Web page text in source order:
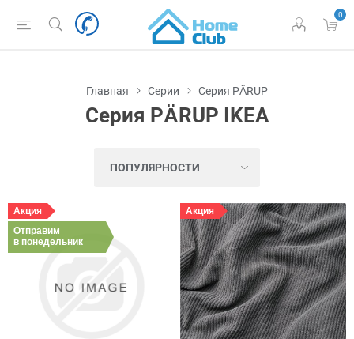
0
Главная Серии Серия PÄRUP
Серия PÄRUP IKEA
Акция
Отправим
в понедельник
Акция